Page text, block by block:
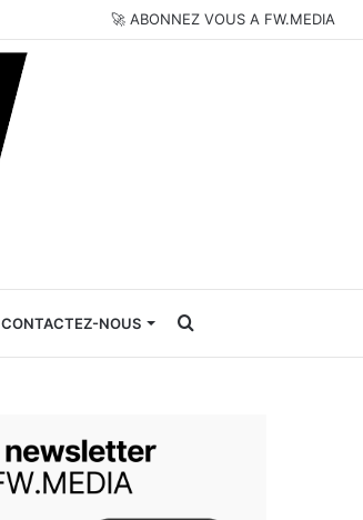
🚀 ABONNEZ VOUS A FW.MEDIA
CONTACTEZ-NOUS Rechercher